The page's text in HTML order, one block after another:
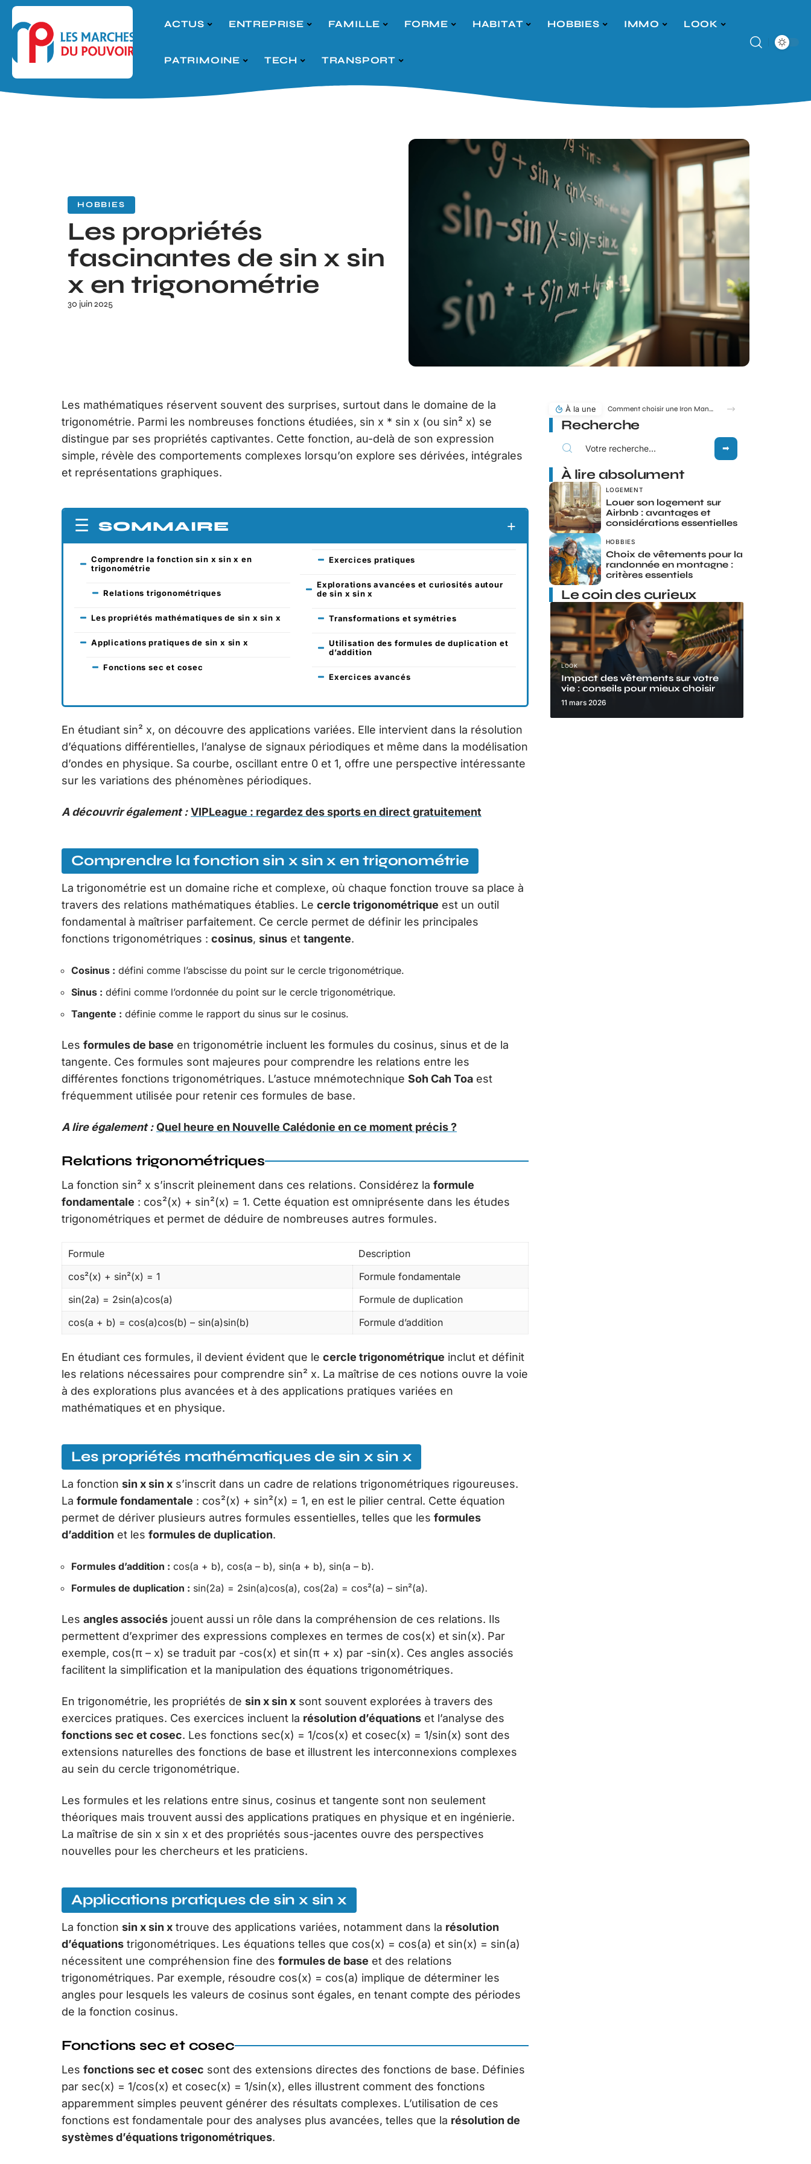
ACTUS ENTREPRISE FAMILLE FORME HABITAT HOBBIES IMMO LOOK
PATRIMOINE TECH TRANSPORT
HOBBIES
Les propriétés
fascinantes de sin x sin
x en trigonométrie
30 juin 2025
Les mathématiques réservent souvent des surprises, surtout dans le domaine de la
trigonométrie. Parmi les nombreuses fonctions étudiées, sin x * sin x (ou sin² x) se
distingue par ses propriétés captivantes. Cette fonction, au-delà de son expression
simple, révèle des comportements complexes lorsqu’on explore ses dérivées, intégrales
et représentations graphiques.
SOMMAIRE
Comprendre la fonction sin x sin x en
trigonométrie
Relations trigonométriques
Les propriétés mathématiques de sin x sin x
Applications pratiques de sin x sin x
Fonctions sec et cosec
Exercices pratiques
Explorations avancées et curiosités autour
de sin x sin x
Transformations et symétries
Utilisation des formules de duplication et
d’addition
Exercices avancés
En étudiant sin² x, on découvre des applications variées. Elle intervient dans la résolution
d’équations différentielles, l’analyse de signaux périodiques et même dans la modélisation
d’ondes en physique. Sa courbe, oscillant entre 0 et 1, offre une perspective intéressante
sur les variations des phénomènes périodiques.
A découvrir également : VIPLeague : regardez des sports en direct gratuitement
Comprendre la fonction sin x sin x en trigonométrie
La trigonométrie est un domaine riche et complexe, où chaque fonction trouve sa place à
travers des relations mathématiques établies. Le cercle trigonométrique est un outil
fondamental à maîtriser parfaitement. Ce cercle permet de définir les principales
fonctions trigonométriques : cosinus, sinus et tangente.
Cosinus : défini comme l’abscisse du point sur le cercle trigonométrique.
Sinus : défini comme l’ordonnée du point sur le cercle trigonométrique.
Tangente : définie comme le rapport du sinus sur le cosinus.
Les formules de base en trigonométrie incluent les formules du cosinus, sinus et de la
tangente. Ces formules sont majeures pour comprendre les relations entre les
différentes fonctions trigonométriques. L’astuce mnémotechnique Soh Cah Toa est
fréquemment utilisée pour retenir ces formules de base.
A lire également : Quel heure en Nouvelle Calédonie en ce moment précis ?
Relations trigonométriques
La fonction sin² x s’inscrit pleinement dans ces relations. Considérez la formule
fondamentale : cos²(x) + sin²(x) = 1. Cette équation est omniprésente dans les études
trigonométriques et permet de déduire de nombreuses autres formules.
Formule
Description
cos²(x) + sin²(x) = 1
Formule fondamentale
sin(2a) = 2sin(a)cos(a)
Formule de duplication
cos(a + b) = cos(a)cos(b) – sin(a)sin(b)
Formule d’addition
En étudiant ces formules, il devient évident que le cercle trigonométrique inclut et définit
les relations nécessaires pour comprendre sin² x. La maîtrise de ces notions ouvre la voie
à des explorations plus avancées et à des applications pratiques variées en
mathématiques et en physique.
Les propriétés mathématiques de sin x sin x
La fonction sin x sin x s’inscrit dans un cadre de relations trigonométriques rigoureuses.
La formule fondamentale : cos²(x) + sin²(x) = 1, en est le pilier central. Cette équation
permet de dériver plusieurs autres formules essentielles, telles que les formules
d’addition et les formules de duplication.
Formules d’addition : cos(a + b), cos(a – b), sin(a + b), sin(a – b).
Formules de duplication : sin(2a) = 2sin(a)cos(a), cos(2a) = cos²(a) – sin²(a).
Les angles associés jouent aussi un rôle dans la compréhension de ces relations. Ils
permettent d’exprimer des expressions complexes en termes de cos(x) et sin(x). Par
exemple, cos(π – x) se traduit par -cos(x) et sin(π + x) par -sin(x). Ces angles associés
facilitent la simplification et la manipulation des équations trigonométriques.
En trigonométrie, les propriétés de sin x sin x sont souvent explorées à travers des
exercices pratiques. Ces exercices incluent la résolution d’équations et l’analyse des
fonctions sec et cosec. Les fonctions sec(x) = 1/cos(x) et cosec(x) = 1/sin(x) sont des
extensions naturelles des fonctions de base et illustrent les interconnexions complexes
au sein du cercle trigonométrique.
Les formules et les relations entre sinus, cosinus et tangente sont non seulement
théoriques mais trouvent aussi des applications pratiques en physique et en ingénierie.
La maîtrise de sin x sin x et des propriétés sous-jacentes ouvre des perspectives
nouvelles pour les chercheurs et les praticiens.
Applications pratiques de sin x sin x
La fonction sin x sin x trouve des applications variées, notamment dans la résolution
d’équations trigonométriques. Les équations telles que cos(x) = cos(a) et sin(x) = sin(a)
nécessitent une compréhension fine des formules de base et des relations
trigonométriques. Par exemple, résoudre cos(x) = cos(a) implique de déterminer les
angles pour lesquels les valeurs de cosinus sont égales, en tenant compte des périodes
de la fonction cosinus.
Fonctions sec et cosec
Les fonctions sec et cosec sont des extensions directes des fonctions de base. Définies
par sec(x) = 1/cos(x) et cosec(x) = 1/sin(x), elles illustrent comment des fonctions
apparemment simples peuvent générer des résultats complexes. L’utilisation de ces
fonctions est fondamentale pour des analyses plus avancées, telles que la résolution de
systèmes d’équations trigonométriques.
À la une Comment choisir une Iron Man statue pour sublimer votre déco ?
Recherche
À lire absolument
LOGEMENT
Louer son logement sur
Airbnb : avantages et
considérations essentielles
HOBBIES
Choix de vêtements pour la
randonnée en montagne :
critères essentiels
Le coin des curieux
LOOK
Impact des vêtements sur votre
vie : conseils pour mieux choisir
11 mars 2026